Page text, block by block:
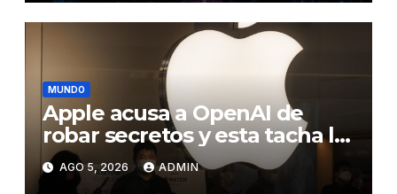
MUNDO
Apple acusa a OpenAI de
robar secretos y esta tacha la
demanda de «agresiva y
personal»
AGO 5, 2026 ADMIN